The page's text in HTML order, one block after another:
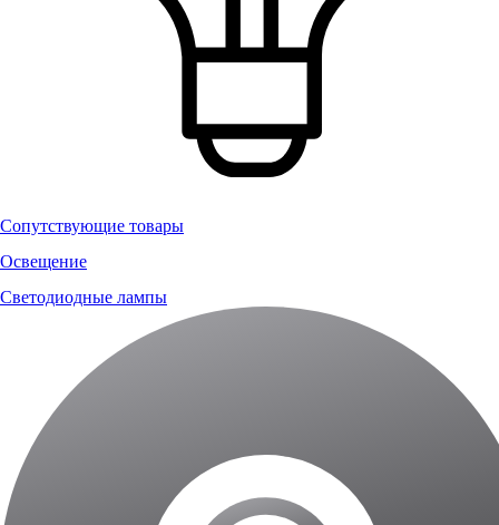
Сопутствующие товары
Освещение
Светодиодные лампы